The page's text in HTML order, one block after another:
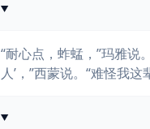
“耐心点，蚱蜢，”玛雅说
人’，”西蒙说。“难怪我